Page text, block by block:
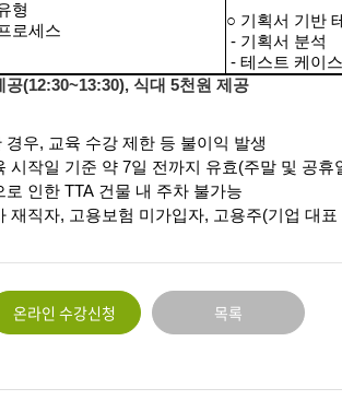
형
로세스
○ 기획서 기반
- 기획서 분석
- 테스트 케이
공(12:30~13:30), 식대 5천원 제공
경우, 교육 수강 제한 등 불이익 발생
시작일 기준 약 7일 전까지 유효(주말 및 공휴
로 인한 TTA 건물 내 주차 불가능
재직자, 고용보험 미가입자, 고용주(기업 대표
온라인 수강신청 목록